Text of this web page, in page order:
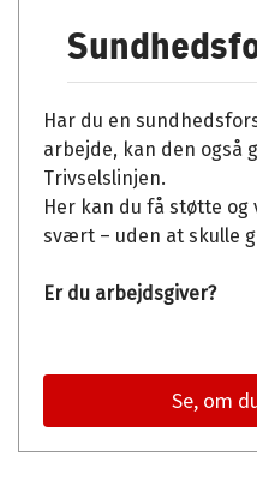
Har du en
arbejde, kan den også
Trivselslinjen.
Her kan du få støtte
svært – uden at skulle
Er du arbejdsgiver?
Se, om